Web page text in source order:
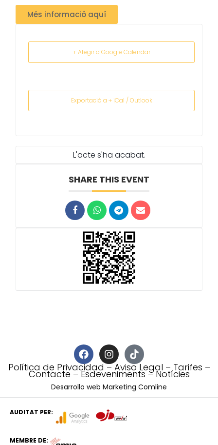
L'acte s'ha acabat.
SHARE THIS EVENT
Més informació aquí
+ Afegir a Google Calendar
Exportació a + iCal / Outlook
Política de Privacidad–Aviso Legal –Tarifes –
Contacte –Esdeveniments– Notícies
Desarrollo web Marketing Comline
AUDITAT PER:
MEMBRE DE: